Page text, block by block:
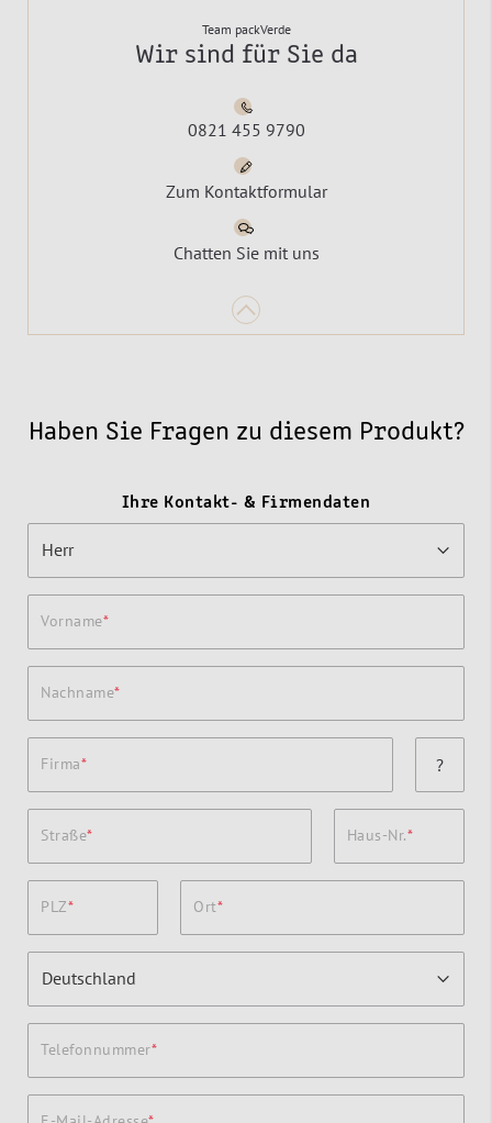
Team packVerde
Wir sind für Sie da
0821 455 9790
Zum Kontaktformular
Chatten Sie mit uns
Haben Sie Fragen zu diesem Produkt?
Ihre Kontakt- & Firmendaten
Vorname
Nachname
Firma ?
Straße Haus-Nr.
PLZ Ort
Telefonnummer